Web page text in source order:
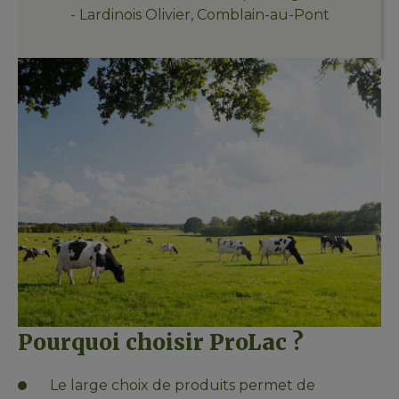
- Lardinois Olivier, Comblain-au-Pont
Pourquoi choisir ProLac ?
Le large choix de produits permet de